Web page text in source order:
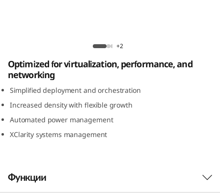
5
0
B
l
e
ThinkSystem SN550 Blade Server
+2
Optimized for virtualization, performance, and
networking
Simplified deployment and orchestration
Increased density with flexible growth
Automated power management
XClarity systems management
Функции